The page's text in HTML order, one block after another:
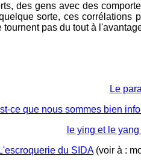
des gens avec des
sorte, ces
pas du tout à
Le
ce que nous sommes bien
le ying et le yang
L'escroquerie du SIDA(voir à :